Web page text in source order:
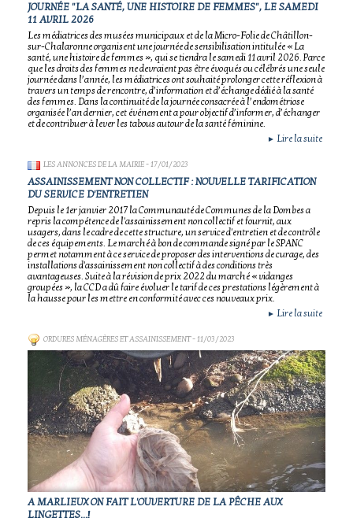
JOURNÉE "LA SANTÉ, UNE HISTOIRE DE FEMMES", LE SAMEDI
11 AVRIL 2026
Les médiatrices des musées municipaux et de la Micro-Folie de Châtillon-
sur-Chalaronne organisent une journée de sensibilisation intitulée « La
santé, une histoire de femmes », qui se tiendra le samedi 11 avril 2026. Parce
que les droits des femmes ne devraient pas être évoqués ou célébrés une seule
journée dans l’année, les médiatrices ont souhaité prolonger cette réflexion à
travers un temps de rencontre, d’information et d’échange dédié à la santé
des femmes. Dans la continuité de la journée consacrée à l’endométriose
organisée l’an dernier, cet événement a pour objectif d’informer, d’échanger
et de contribuer à lever les tabous autour de la santé féminine.
► Lire la suite
LES ANNONCES DE LA MAIRIE- 17/01/2023
ASSAINISSEMENT NON COLLECTIF : NOUVELLE TARIFICATION
DU SERVICE D'ENTRETIEN
Depuis le 1er janvier 2017 la Communauté de Communes de la Dombes a
repris la compétence de l'assainissement non collectif et fournit, aux
usagers, dans le cadre de cette structure, un service d'entretien et de contrôle
de ces équipements. Le marché à bon de commande signé par le SPANC
permet notamment à ce service de proposer des interventions de curage, des
installations d'assainissement non collectif à des conditions très
avantageuses. Suite à la révision de prix 2022 du marché « vidanges
groupées », la CCD a dû faire évoluer le tarif de ces prestations légèrement à
la hausse pour les mettre en conformité avec ces nouveaux prix.
► Lire la suite
ORDURES MÉNAGÈRES ET ASSAINISSEMENT- 11/03/2023
A MARLIEUX ON FAIT L'OUVERTURE DE LA PÊCHE AUX
LINGETTES...!